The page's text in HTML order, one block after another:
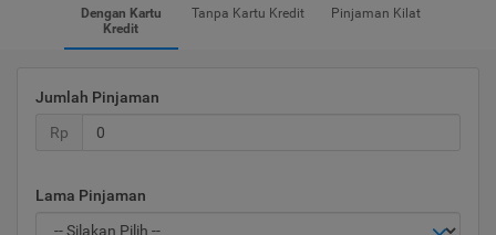
Dengan Kartu
Kredit
Tanpa Kartu Kredit Pinjaman Kilat
Jumlah Pinjaman
Rp
Lama Pinjaman